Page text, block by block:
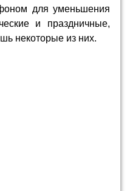
для уменьшения
и праздничные,
некоторые из них.